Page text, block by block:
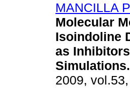
MANCILLA
Molecular
Isoindoline
as
Simulations.
2009,